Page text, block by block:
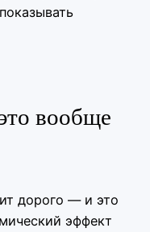
вообще
дорого — и это
эффект